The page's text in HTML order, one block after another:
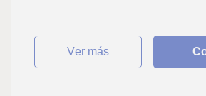
ver más